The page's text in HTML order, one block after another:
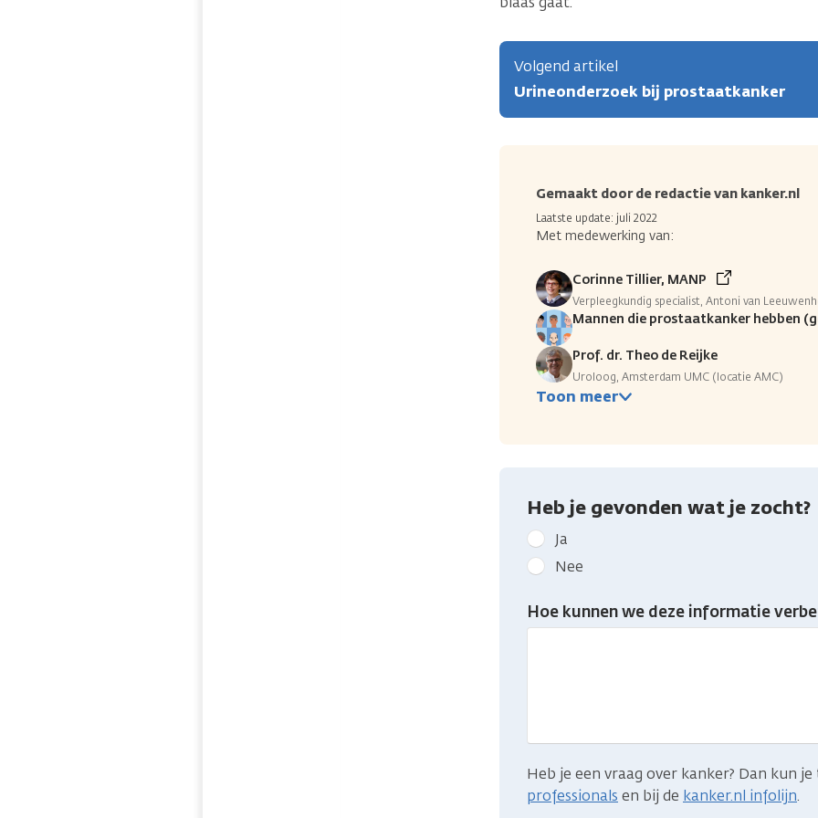
Volgend artikel
Urineonderzoek bij prostaatkanker
Gemaakt door de redactie van kanker.nl
Laatste update: juli 2022
Met medewerking van:
Corinne Tillier, MANP
Verpleegkundig specialist, Antoni van
Mannen die prostaatkanker hebben
Prof. dr. Theo de Reijke
Uroloog, Amsterdam UMC (locatie AMC)
Toon meer
Heb je gevonden wat je zocht?
Geef
kanker.nl
feedback:
Heb
je
Ja
Nee
Hoe kunnen we deze informatie
Heb je een vraag over kanker? Dan kun
professionals en bij de kanker.nl infolijn.